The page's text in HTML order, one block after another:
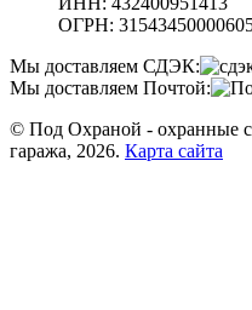
ОГРН:
Мы доставляем СДЭК:
Мы доставляем Почтой:
© Под Охраной - охранные
гаража, 2026. Карта сайта